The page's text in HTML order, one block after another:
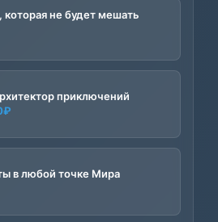
которая не будет мешать
приключений
₽
в любой точке Мира